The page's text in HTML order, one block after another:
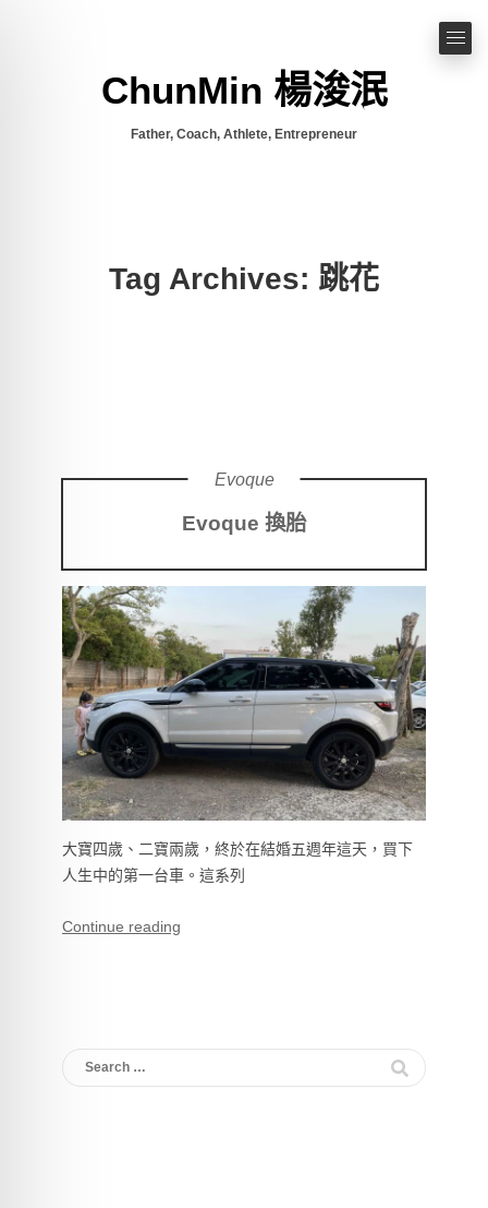
ChunMin 楊浚泯
Father, Coach, Athlete, Entrepreneur
Tag Archives: 跳花
Evoque 換胎
Evoque
大寶四歲、二寶兩歲，終於在結婚五週年這天，買下
人生中的第一台車。這系列
Continue reading
Search
for: